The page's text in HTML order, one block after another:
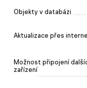
Objekty v databázi
Aktualizace přes
Možnost připojení
zařízení